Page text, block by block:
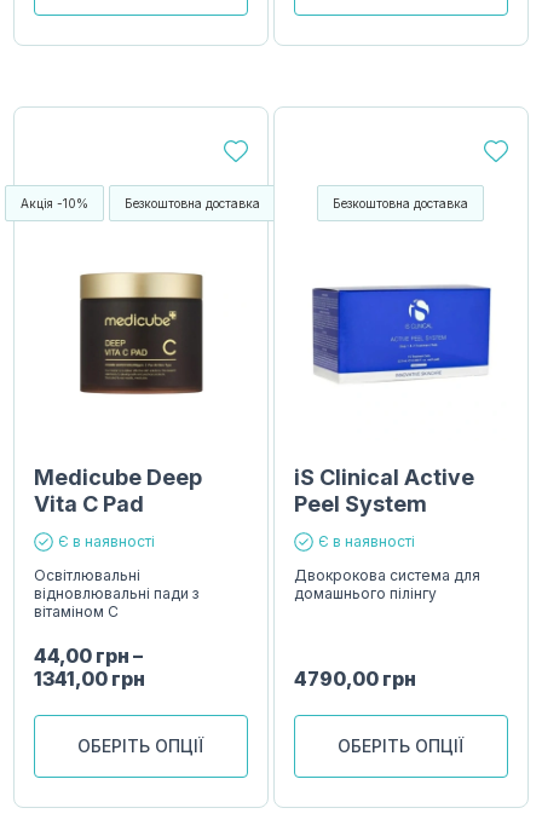
Акція -10% Безкоштовна доставка
Medicube Deep
Vita C Pad
Є в наявності
Освітлювальні
відновлювальні пади з
вітаміном C
44,00 грн –
1341,00 грн
ОБЕРІТЬ ОПЦІЇ
Безкоштовна доставка
iS Clinical Active
Peel System
Є в наявності
Двокрокова система для
домашнього пілінгу
4790,00 грн
ОБЕРІТЬ ОПЦІЇ